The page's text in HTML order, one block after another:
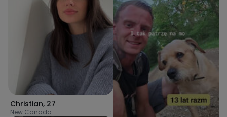
Christian, 27
New Canada